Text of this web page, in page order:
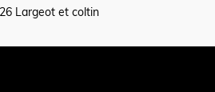
Largeot et coltin